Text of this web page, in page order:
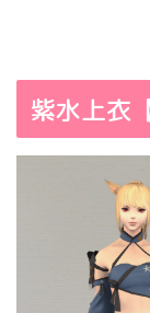
紫水上衣